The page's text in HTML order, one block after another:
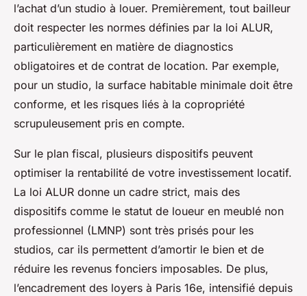
l’achat d’un studio à louer. Premièrement, tout bailleur
doit respecter les normes définies par la loi ALUR,
particulièrement en matière de diagnostics
obligatoires et de contrat de location. Par exemple,
pour un studio, la surface habitable minimale doit être
conforme, et les risques liés à la copropriété
scrupuleusement pris en compte.
Sur le plan fiscal, plusieurs dispositifs peuvent
optimiser la rentabilité de votre investissement locatif.
La loi ALUR donne un cadre strict, mais des
dispositifs comme le statut de loueur en meublé non
professionnel (LMNP) sont très prisés pour les
studios, car ils permettent d’amortir le bien et de
réduire les revenus fonciers imposables. De plus,
l’encadrement des loyers à Paris 16e, intensifié depuis